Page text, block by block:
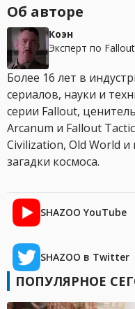
Об авторе
Коэн
Эксперт по Fallout
Более 16 лет в
сериалов, науки и
серии Fallout,
Arcanum и Fallout
Civilization, Old World
загадки космоса.
SHAZOO YouTube
SHAZOO в Twitter
ПОПУЛЯРНОЕ